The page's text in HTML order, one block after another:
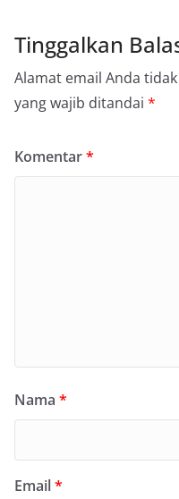
Tinggalkan
Alamat email Anda
yang wajib ditandai *
Komentar*
Nama *
Email*